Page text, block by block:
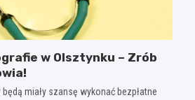
w Olsztynku – Zrób
miały szansę wykonać bezpłatne